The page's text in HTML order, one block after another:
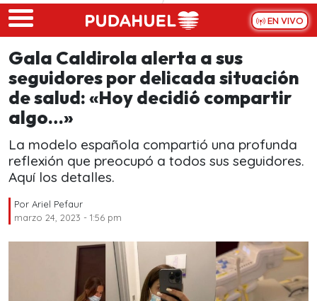
Skip to main content
EN VIVO
Gala Caldirola alerta a sus
seguidores por delicada situación
de salud: «Hoy decidió compartir
algo…»
La modelo española compartió una profunda
reflexión que preocupó a todos sus seguidores.
Aquí los detalles.
Por Ariel Pefaur
marzo 24, 2023 - 1:56 pm